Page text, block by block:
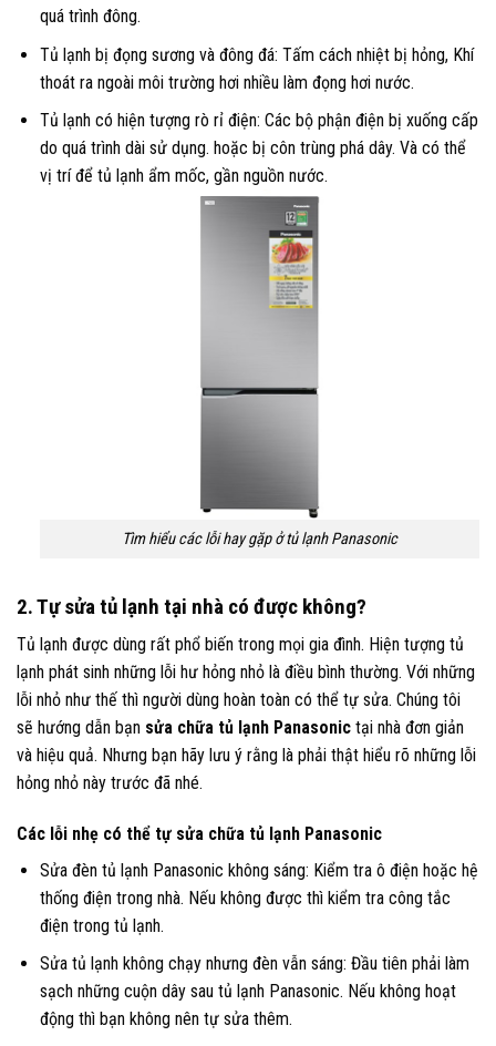
quá trình đông.
Tủ lạnh bị đọng sương và đông đá: Tấm cách nhiệt bị hỏng, Khí
thoát ra ngoài môi trường hơi nhiều làm đọng hơi nước.
Tủ lạnh có hiện tượng rò rỉ điện: Các bộ phận điện bị xuống cấp
do quá trình dài sử dụng. hoặc bị côn trùng phá dây. Và có thể
vị trí để tủ lạnh ẩm mốc, gần nguồn nước.
Tìm hiểu các lỗi hay gặp ở tủ lạnh Panasonic
2. Tự sửa tủ lạnh tại nhà có được không?
Tủ lạnh được dùng rất phổ biến trong mọi gia đình. Hiện tượng tủ
lạnh phát sinh những lỗi hư hỏng nhỏ là điều bình thường. Với những
lỗi nhỏ như thế thì người dùng hoàn toàn có thể tự sửa. Chúng tôi
sẽ hướng dẫn bạn sửa chữa tủ lạnh Panasonic tại nhà đơn giản
và hiệu quả. Nhưng bạn hãy lưu ý rằng là phải thật hiểu rõ những lỗi
hỏng nhỏ này trước đã nhé.
Các lỗi nhẹ có thể tự sửa chữa tủ lạnh Panasonic
Sửa đèn tủ lạnh Panasonic không sáng: Kiểm tra ô điện hoặc hệ
thống điện trong nhà. Nếu không được thì kiểm tra công tắc
điện trong tủ lạnh.
Sửa tủ lạnh không chạy nhưng đèn vẫn sáng: Đầu tiên phải làm
sạch những cuộn dây sau tủ lạnh Panasonic. Nếu không hoạt
động thì bạn không nên tự sửa thêm.